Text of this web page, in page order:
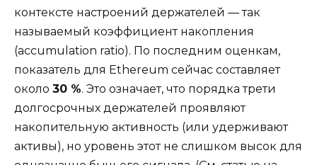
контексте настроений держателей — так
называемый коэффициент накопления
(accumulation ratio). По последним оценкам,
показатель для Ethereum сейчас составляет
около 30 %. Это означает, что порядка трети
долгосрочных держателей проявляют
накопительную активность (или удерживают
активы), но уровень этот не слишком высок для